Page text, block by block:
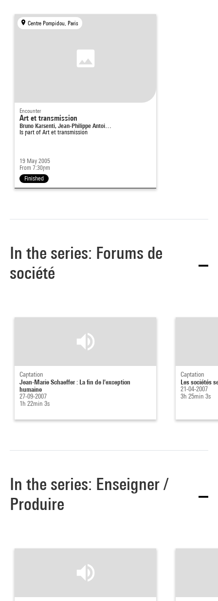
Centre Pompidou, Paris
Encounter
Art et transmission
Bruno Karsenti, Jean-Philippe Antoi…
Is part of Art et transmission
19 May 2005
From 7:30pm
Finished
In the series: Forums de
société
Captation
Jean-Marie Schaeffer : La fin de l'exception
humaine
27-09-2007
1h 22min 3s
Captation
Les sociétés
21-04-2007
3h 25min 3s
In the series: Enseigner /
Produire